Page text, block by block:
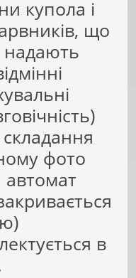
купола і
що
фото
в